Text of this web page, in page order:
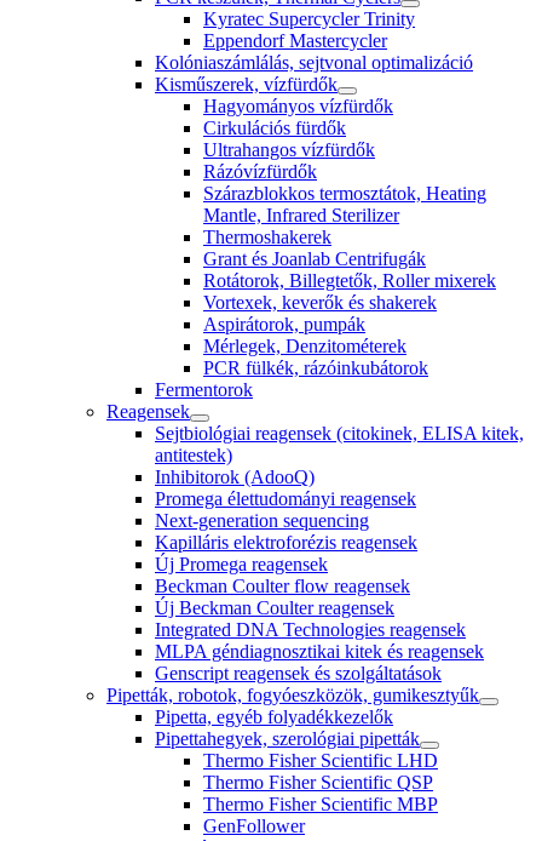
Kyratec Supercycler Trinity
Eppendorf Mastercycler
Kolóniaszámlálás, sejtvonal optimalizáció
Kisműszerek, vízfürdők
Hagyományos vízfürdők
Cirkulációs fürdők
Ultrahangos vízfürdők
Rázóvízfürdők
Szárazblokkos termosztátok, Heating
Mantle, Infrared Sterilizer
Thermoshakerek
Grant és Joanlab Centrifugák
Rotátorok, Billegtetők, Roller mixerek
Vortexek, keverők és shakerek
Aspirátorok, pumpák
Mérlegek, Denzitométerek
PCR fülkék, rázóinkubátorok
Fermentorok
Reagensek
Sejtbiológiai reagensek (citokinek, ELISA kitek,
antitestek)
Inhibitorok (AdooQ)
Promega élettudományi reagensek
Next-generation sequencing
Kapilláris elektroforézis reagensek
Új Promega reagensek
Beckman Coulter flow reagensek
Új Beckman Coulter reagensek
Integrated DNA Technologies reagensek
MLPA géndiagnosztikai kitek és reagensek
Genscript reagensek és szolgáltatások
Pipetták, robotok, fogyóeszközök, gumikesztyűk
Pipetta, egyéb folyadékkezelők
Pipettahegyek, szerológiai pipetták
Thermo Fisher Scientific LHD
Thermo Fisher Scientific QSP
Thermo Fisher Scientific MBP
GenFollower